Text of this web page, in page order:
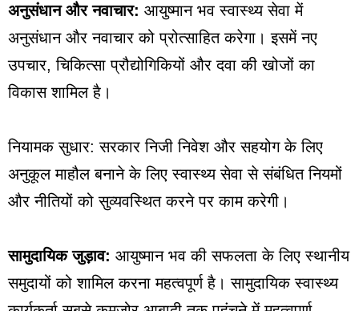
अनुसंधान और नवाचार: आयुष्मान भव स्वास्थ्य सेवा में
अनुसंधान और नवाचार को प्रोत्साहित करेगा। इसमें नए
उपचार, चिकित्सा प्रौद्योगिकियों और दवा की खोजों का
विकास शामिल है।
नियामक सुधार: सरकार निजी निवेश और सहयोग के लिए
अनुकूल माहौल बनाने के लिए स्वास्थ्य सेवा से संबंधित नियमों
और नीतियों को सुव्यवस्थित करने पर काम करेगी।
सामुदायिक जुड़ाव: आयुष्मान भव की सफलता के लिए स्थानीय
समुदायों को शामिल करना महत्वपूर्ण है। सामुदायिक स्वास्थ्य